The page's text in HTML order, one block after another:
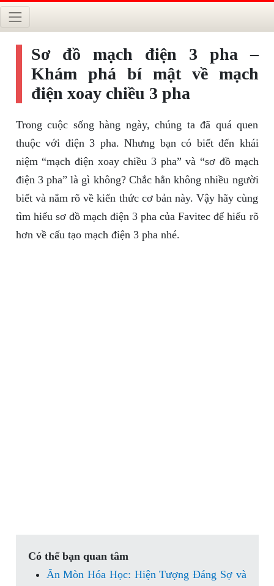
Sơ đồ mạch điện 3 pha –
Khám phá bí mật về mạch
điện xoay chiều 3 pha
Trong cuộc sống hàng ngày, chúng ta đã quá quen
thuộc với điện 3 pha. Nhưng bạn có biết đến khái
niệm “mạch điện xoay chiều 3 pha” và “sơ đồ mạch
điện 3 pha” là gì không? Chắc hẳn không nhiều người
biết và nắm rõ về kiến thức cơ bản này. Vậy hãy cùng
tìm hiểu sơ đồ mạch điện 3 pha của Favitec để hiểu rõ
hơn về cấu tạo mạch điện 3 pha nhé.
Có thể bạn quan tâm
Ăn Mòn Hóa Học: Hiện Tượng Đáng Sợ và